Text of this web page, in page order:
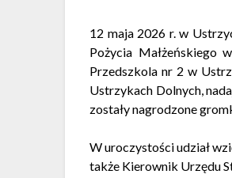
12 maja 2026 r. w
Pożycia Małżeńskiego
Przedszkola nr 2 w
Ustrzykach Dolnych,
zostały nagrodzone
W uroczystości udział
także Kierownik Urzędu